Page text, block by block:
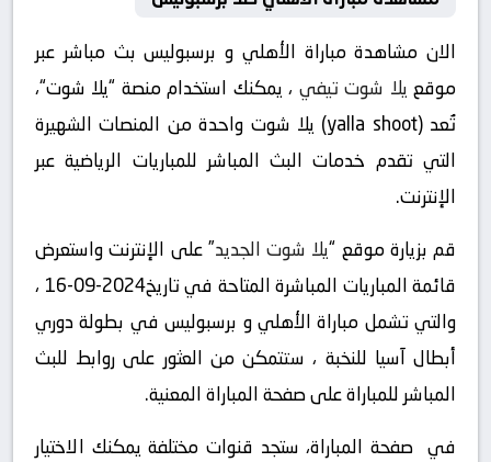
الان مشاهدة مباراة الأهلي و برسبوليس بث مباشر عبر
موقع يلا شوت تيفي ، يمكنك استخدام منصة “يلا شوت“،
تُعد (yalla shoot) يلا شوت واحدة من المنصات الشهيرة
التي تقدم خدمات البث المباشر للمباريات الرياضية عبر
الإنترنت.
قم بزيارة موقع “يلا شوت الجديد” على الإنترنت واستعرض
قائمة المباريات المباشرة المتاحة في تاريخ2024-09-16 ،
والتي تشمل مباراة الأهلي و برسبوليس في بطولة دوري
أبطال آسيا للنخبة ، ستتمكن من العثور على روابط للبث
المباشر للمباراة على صفحة المباراة المعنية.
في صفحة المباراة، ستجد قنوات مختلفة يمكنك الاختيار